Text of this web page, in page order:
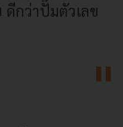
ดีกว่าปั๊มตัวเลข